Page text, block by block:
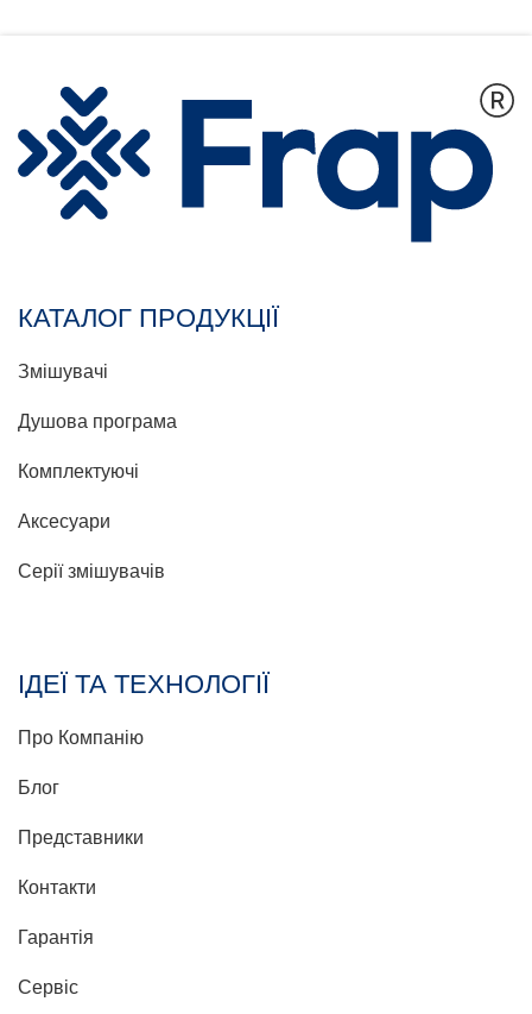
КАТАЛОГ ПРОДУКЦІЇ
Змішувачі
Душова програма
Комплектуючі
Аксесуари
Серії змішувачів
ІДЕЇ ТА ТЕХНОЛОГІЇ
Про Компанію
Блог
Представники
Контакти
Гарантія
Сервіс